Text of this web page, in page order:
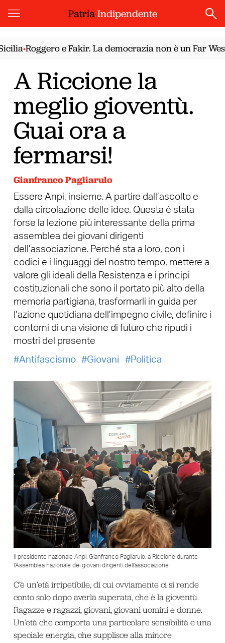
PatriaIndipendente
Roggero e Fakir. La democrazia non è un Far West•Il
A Riccione la
meglio gioventù.
Guai ora a
fermarsi!
Gianfranco Pagliarulo
Essere Anpi, insieme. A partire dall’ascolto e
dalla circolazione delle idee. Questa è stata
forse la lezione più interessante della prima
assemblea dei giovani dirigenti
dell’associazione. Perché sta a loro, con i
codici e i linguaggi del nostro tempo, mettere a
valore gli ideali della Resistenza e i principi
costituzionali che sono il portato più alto della
memoria partigiana, trasformarli in guida per
l’azione quotidiana dell’impegno civile, definire i
contorni di una visione di futuro che ripudi i
mostri del presente
Antifascismo
Giovani Politica
Il presidente nazionale Anpi, Gianfranco Pagliarulo, a Riccione durante
l’Assemblea nazionale dei giovani dirigenti dell’associazione
C’è un’età irripetibile, di cui ovviamente ci si rende
conto solo dopo averla superata, che è la gioventù.
Ragazze e ragazzi, giovani, giovani uomini e donne.
Un’età che comporta una particolare sensibilità e una
speciale energia, che supplisce alla minore